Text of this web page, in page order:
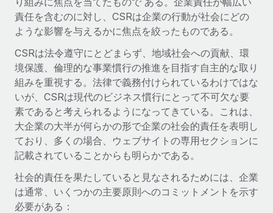
バックグラウンドチェック
候補者の選考プロセスをシンプルに
Compliance Watchtower
コンプライアンスリスクを先回りして対応
デバイス管理
ITデバイスを世界規模で提供・管理
法人設立
法令順守した法人をスピーディに設立
移住・転勤
従業員の異動をスムーズに
活用事例
と戦略的提携
Reverse Techの概要 健康とウェルネスのスタートアップである
Reverse...
詳細を見る
AIのパイオニアであるWeaviateは、Remoteを使
のか
Weaviateの概要...
サポートを依頼する
すべてのリソースを表示する
ブログ
グローバル給与処理
EORおよびPEO
契約社員管理
ブログを読む
責任を含むのに対し、CSRは企業の行動が社会にどの
ような影響を与えるかに焦点を絞ったものである。
CSRは法令遵守にとどまらず、地域社会への貢献、環
境保護、倫理的な事業慣行の推進を目指す自主的な取り
組みを重視する。法律で義務付けられているわけではな
いが、CSRは現代のビジネス慣行にとって不可欠な要
素であると考えられるようになってきている。これは、
大企業の大半が何らかの形で企業の社会的責任を表明し
ており、多くの場合、ウェブサイトの専用セクションに
記載されていることからも明らかである。
社会的責任を果たしていると見なされるためには、企業
は通常、いくつかの主要原則へのコミットメントを示す
必要がある：